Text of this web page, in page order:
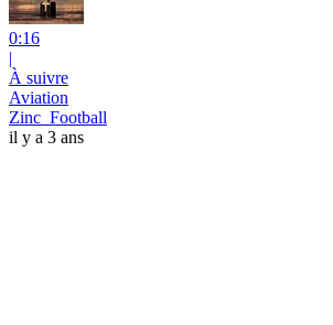
0:16
|
À suivre
Aviation
Zinc_Football
il y a 3 ans